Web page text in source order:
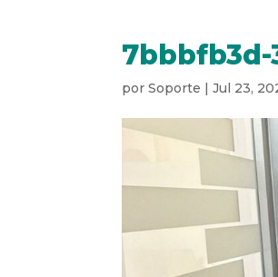
7bbbfb3d-
porSoporte |Jul 23,